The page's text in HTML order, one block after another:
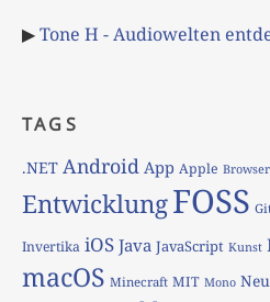
▶Tone H - Audiowelten
TAGS
.NET Android App Apple Browser
EntwicklungFOSS
Invertika iOS Java JavaScript Kunst
macOS Minecraft MIT Mono